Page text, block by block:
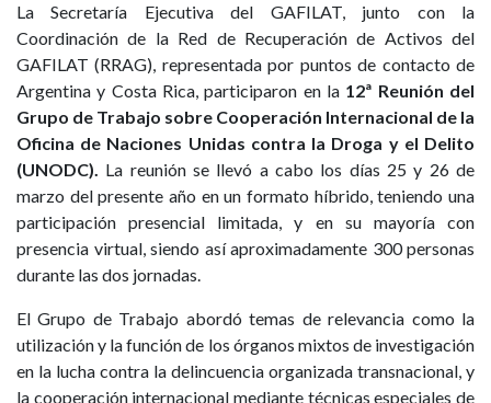
La Secretaría Ejecutiva del GAFILAT, junto con la
Coordinación de la Red de Recuperación de Activos del
GAFILAT (RRAG), representada por puntos de contacto de
Argentina y Costa Rica, participaron en la 12ª Reunión del
Grupo de Trabajo sobre Cooperación Internacional de la
Oficina de Naciones Unidas contra la Droga y el Delito
(UNODC). La reunión se llevó a cabo los días 25 y 26 de
marzo del presente año en un formato híbrido, teniendo una
participación presencial limitada, y en su mayoría con
presencia virtual, siendo así aproximadamente 300 personas
durante las dos jornadas.
El Grupo de Trabajo abordó temas de relevancia como la
utilización y la función de los órganos mixtos de investigación
en la lucha contra la delincuencia organizada transnacional, y
la cooperación internacional mediante técnicas especiales de